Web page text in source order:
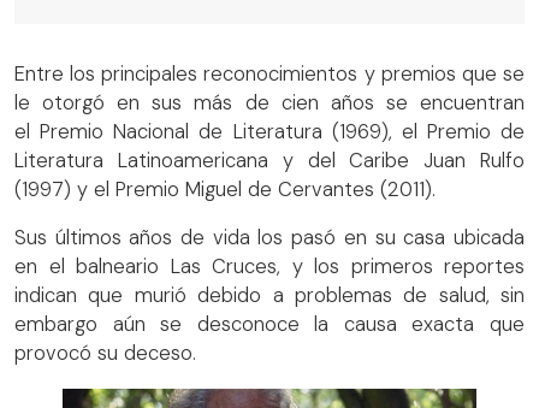
Entre los principales reconocimientos y premios que se
le otorgó en sus más de cien años se encuentran
el Premio Nacional de Literatura (1969), el Premio de
Literatura Latinoamericana y del Caribe Juan Rulfo
(1997) y el Premio Miguel de Cervantes (2011).
Sus últimos años de vida los pasó en su casa ubicada
en el balneario Las Cruces, y los primeros reportes
indican que murió debido a problemas de salud, sin
embargo aún se desconoce la causa exacta que
provocó su deceso.